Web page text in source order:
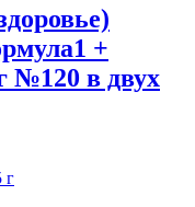
+
№120 в двух